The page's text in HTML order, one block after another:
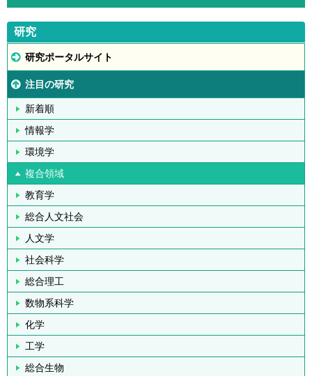
研究
研究ポータルサイト
注目の研究
新着順
情報学
環境学
複合領域
教育学
総合人文社会
人文学
社会科学
総合理工
数物系科学
化学
工学
総合生物